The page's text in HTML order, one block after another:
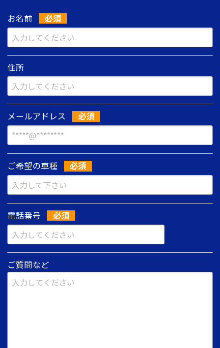
お名前
住所
メールアドレス
ご希望の車種
電話番号
ご質問など